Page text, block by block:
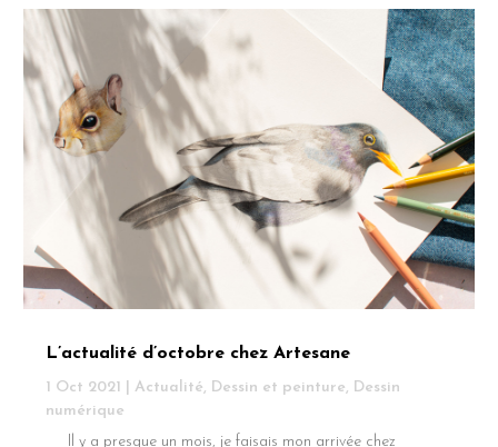
L’actualité d’octobre chez Artesane
1 Oct 2021 Actualité, Dessin et peinture, Dessin
numérique
Il y a presque un mois, je faisais mon arrivée chez